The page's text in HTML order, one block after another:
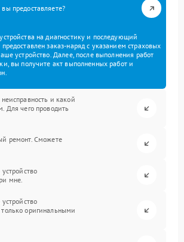
предоставляете?
на диагностику и последующий
заказ-наряд с указанием страховых
устройство. Далее, после выполнения работ
вы получите акт выполненных работ и
и какой
Для чего проводить
ремонт. Сможете
мне.
оригинальными